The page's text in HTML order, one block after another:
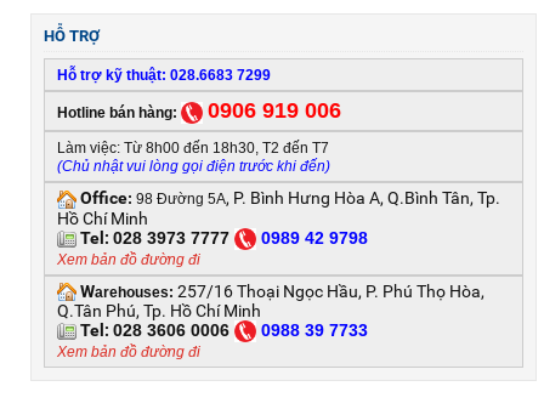
HỖ TRỢ
Hỗ trợ kỹ thuật: 028.6683 7299
Hotline bán hàng: 0906 919 006
Làm việc: Từ 8h00 đến 18h30, T2 đến T7
(Chủ nhật vui lòng gọi điện trước khi đến)
Office: 98 Đường 5A, P. Bình Hưng Hòa A, Q.Bình Tân, Tp.
Hồ Chí Minh
Tel: 028 3973 7777 0989 42 9798
Xem bản đồ đường đi
Warehouses: 257/16 Thoại Ngọc Hầu, P. Phú Thọ Hòa,
Q.Tân Phú, Tp. Hồ Chí Minh
Tel: 028 3606 0006 0988 39 7733
Xem bản đồ đường đi